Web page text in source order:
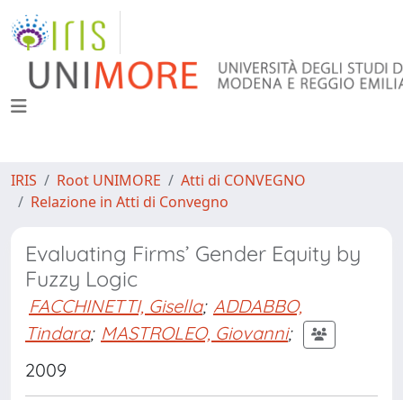
IRIS Root UNIMORE
Atti di CONVEGNO
Relazione in Atti di Convegno
Evaluating Firms’ Gender Equity by
Fuzzy Logic
FACCHINETTI, Gisella; ADDABBO,
Tindara; MASTROLEO, Giovanni;
2009